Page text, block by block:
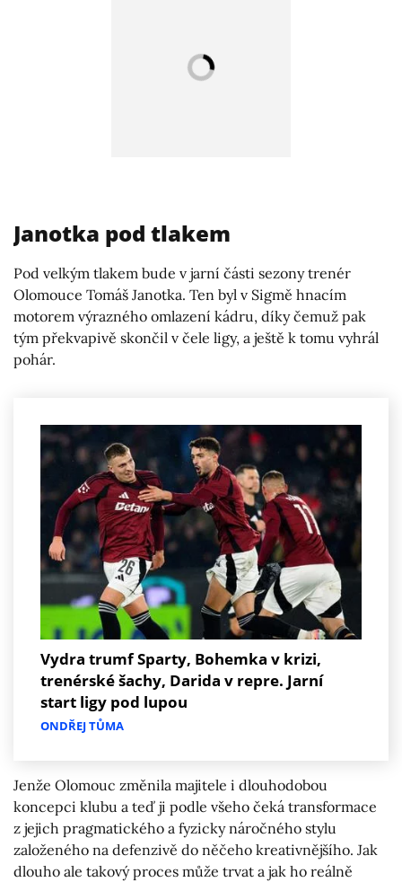
Janotka pod tlakem
Pod velkým tlakem bude v jarní části sezony trenér
Olomouce Tomáš Janotka. Ten byl v Sigmě hnacím
motorem výrazného omlazení kádru, díky čemuž pak
tým překvapivě skončil v čele ligy, a ještě k tomu vyhrál
pohár.
Vydra trumf Sparty, Bohemka v krizi,
trenérské šachy, Darida v repre. Jarní
start ligy pod lupou
ONDŘEJ TŮMA
Jenže Olomouc změnila majitele i dlouhodobou
koncepci klubu a teď ji podle všeho čeká transformace
z jejich pragmatického a fyzicky náročného stylu
založeného na defenzivě do něčeho kreativnějšího. Jak
dlouho ale takový proces může trvat a jak ho reálně